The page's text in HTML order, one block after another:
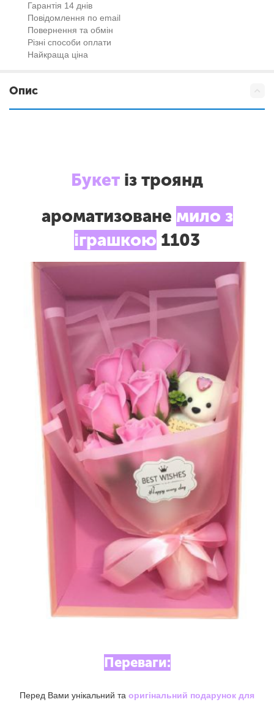
Гарантія 14 днів
Повідомлення по email
Повернення та обмін
Різні способи оплати
Найкраща ціна
Опис
Букет із троянд
ароматизоване мило з
іграшкою 1103
Переваги:
Перед Вами унікальний та оригінальний подарунок для